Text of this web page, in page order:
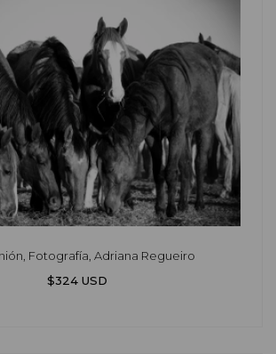
Fotografía, Adriana Regueiro
$324 USD